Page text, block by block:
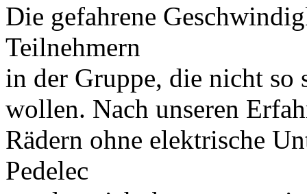
Die gefahrene
Teilnehmern
in der Gruppe, die nicht so
wollen. Nach unseren
Rädern ohne elektrische
Pedelec